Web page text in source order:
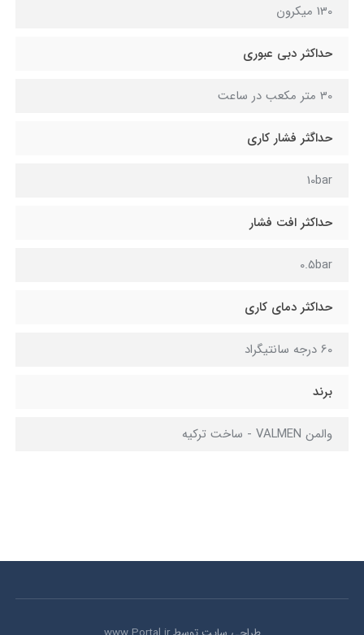
130 میکرون
حداکثر دبی عبوری
30 متر مکعب در ساعت
حداگثر فشار کاری
10bar
حداکثر افت فشار
0.5bar
حداکثر دمای کاری
60 درجه سانتیگراد
برند
والمن VALMEN - ساخت ترکیه